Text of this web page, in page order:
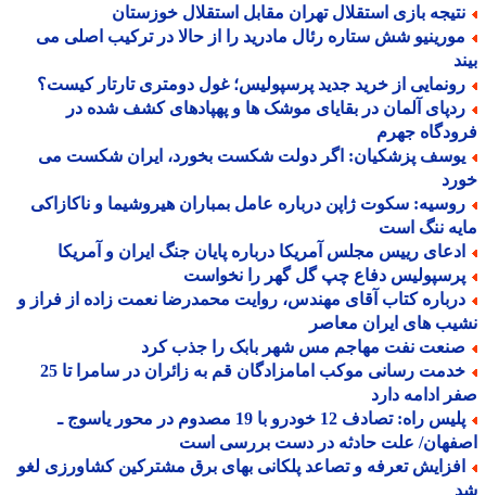
بازی استقلال تهران مقابل استقلال خوزستان
شش ستاره رئال مادرید را از حالا در ترکیب اصلی می
از خرید جدید پرسپولیس؛ غول دومتری تارتار کیست؟
آلمان در بقایای موشک ها و پهپادهای کشف شده در
جهرم
پزشکیان: اگر دولت شکست بخورد، ایران شکست می
سکوت ژاپن درباره عامل بمباران هیروشیما و ناکازاکی
ننگ است
رییس مجلس آمریکا درباره پایان جنگ ایران و آمریکا
دفاع چپ گل گهر را نخواست
کتاب آقای مهندس، روایت محمدرضا نعمت زاده از فراز و
های ایران معاصر
نفت مهاجم مس شهر بابک را جذب کرد
خدمت رسانی موکب امامزادگان قم به زائران در سامرا تا 25
ادامه دارد
پلیس راه: تصادف 12 خودرو با 19 مصدوم در محور یاسوج ـ
علت حادثه در دست بررسی است
تعرفه و تصاعد پلکانی بهای برق مشترکین کشاورزی لغو